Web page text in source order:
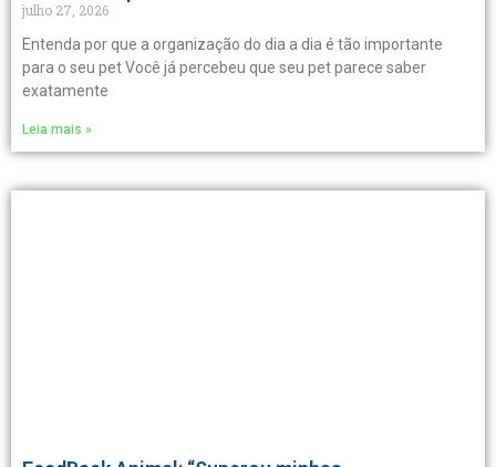
julho 27, 2026
Entenda por que a organização do dia a dia é tão importante
para o seu pet Você já percebeu que seu pet parece saber
exatamente
Leia mais »